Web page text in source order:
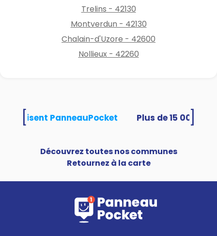
Trelins - 42130
Montverdun - 42130
Chalain-d'Uzore - 42600
Nollieux - 42260
utilisent PanneauPocket
Découvrez toutes nos communes
Retournez à la carte